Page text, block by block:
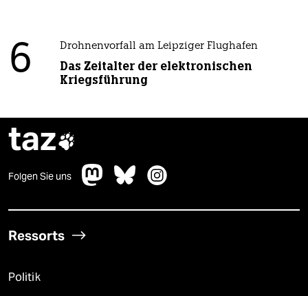
6 Drohnenvorfall am Leipziger Flughafen
Das Zeitalter der elektronischen
Kriegsführung
taz
Folgen Sie uns
Ressorts
Politik